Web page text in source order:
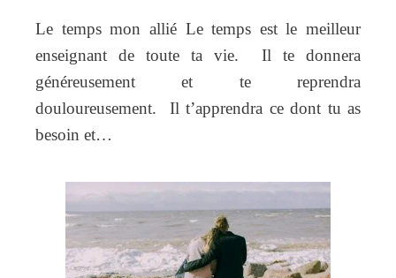
Le temps mon allié Le temps est le meilleur
enseignant de toute ta vie. Il te donnera
généreusement et te reprendra
douloureusement. Il t’apprendra ce dont tu as
besoin et…